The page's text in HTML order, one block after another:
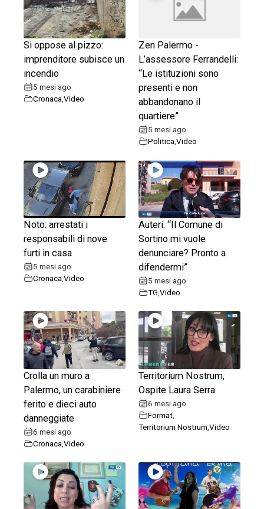
Si oppose al pizzo:
imprenditore subisce un
incendio
5 mesi ago
Cronaca,Video
Zen Palermo -
L’assessore Ferrandelli:
“Le istituzioni sono
presenti e non
abbandonano il
quartiere”
5 mesi ago
Politica,Video
Noto: arrestati i
responsabili di nove
furti in casa
5 mesi ago
Cronaca Video
Auteri: “Il Comune di
Sortino mi vuole
denunciare? Pronto a
difendermi”
5 mesi ago
TG ,Video
Crolla un muro a
Palermo, un carabiniere
ferito e dieci auto
danneggiate
6 mesi ago
Cronaca Video
Territorium Nostrum,
Ospite Laura Serra
6 mesi ago
Format
Territorium Nostrum ,Video